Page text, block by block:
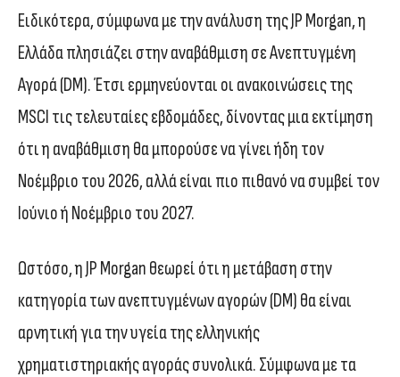
Ειδικότερα, σύμφωνα με την ανάλυση της JP Morgan, η
Ελλάδα πλησιάζει στην αναβάθμιση σε Ανεπτυγμένη
Αγορά (DM). Έτσι ερμηνεύονται οι ανακοινώσεις της
MSCI τις τελευταίες εβδομάδες, δίνοντας μια εκτίμηση
ότι η αναβάθμιση θα μπορούσε να γίνει ήδη τον
Νοέμβριο του 2026, αλλά είναι πιο πιθανό να συμβεί τον
Ιούνιο ή Νοέμβριο του 2027.
Ωστόσο, η JP Morgan θεωρεί ότι η μετάβαση στην
κατηγορία των ανεπτυγμένων αγορών (DM) θα είναι
αρνητική για την υγεία της ελληνικής
χρηματιστηριακής αγοράς συνολικά. Σύμφωνα με τα